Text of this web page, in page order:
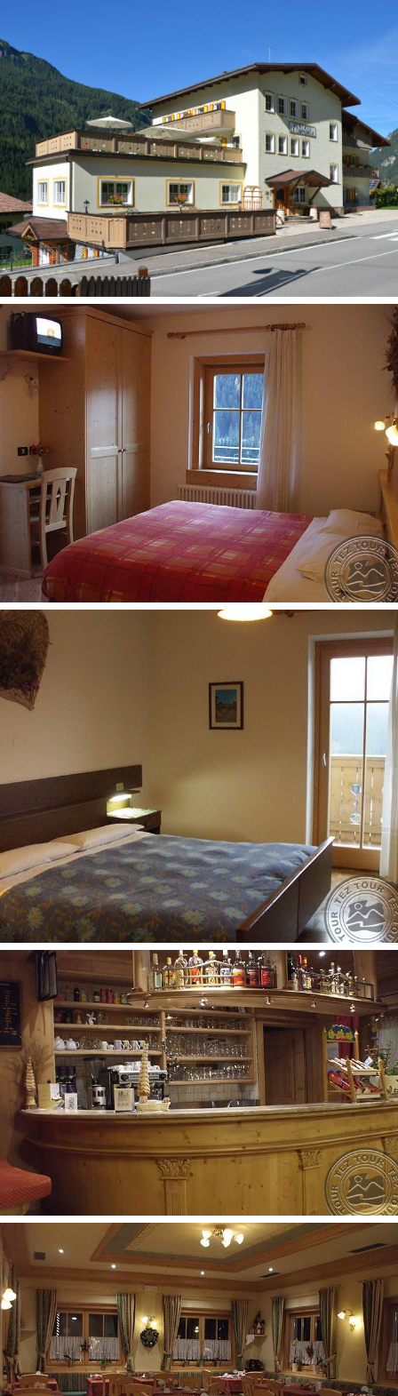
barai: 1
registratūra (06:30-23:00)
automobilių stovėjimo aikštelė nemokamai
Pramogos ir sportas
sauna už papildomą mokestį
Vaikai nuo 8 mėn. iki 3 metų
lovelė: yra